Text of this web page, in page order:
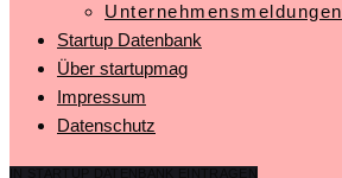
Unternehmensmeldungen
Startup Datenbank
Über startupmag
Impressum
Datenschutz